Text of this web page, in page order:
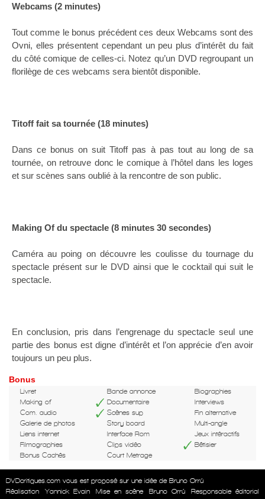
Webcams (2 minutes)
Tout comme le bonus précédent ces deux Webcams sont des
Ovni, elles présentent cependant un peu plus d’intérêt du fait
du côté comique de celles-ci. Notez qu’un DVD regroupant un
florilège de ces webcams sera bientôt disponible.
Titoff fait sa tournée (18 minutes)
Dans ce bonus on suit Titoff pas à pas tout au long de sa
tournée, on retrouve donc le comique à l’hôtel dans les loges
et sur scènes sans oublié à la rencontre de son public.
Making Of du spectacle (8 minutes 30 secondes)
Caméra au poing on découvre les coulisse du tournage du
spectacle présent sur le DVD ainsi que le cocktail qui suit le
spectacle.
En conclusion, pris dans l’engrenage du spectacle seul une
partie des bonus est digne d’intérêt et l’on apprécie d’en avoir
toujours un peu plus.
Bonus
Livret Bande annonce
Biographies
Making of
Documentaire
Interviews
Com. audio
Scènes sup
Fin alternative
Galerie de photos
Story board
Multi-angle
Liens internet
Interface Rom
Jeux intéractifs
Filmographies
Clips vidéo
Bêtisier
Bonus Cachés
Court Metrage
DVDcritiques.com vous est proposé sur une idée de Bruno Orrú
Réalisation
Yannick Evain Mise en scène Bruno Orrú
Responsable éditorial